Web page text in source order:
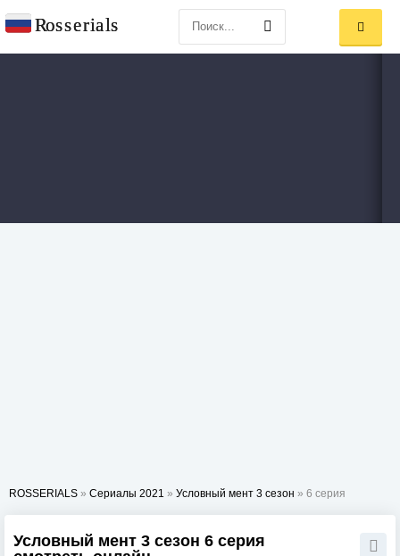
ROSSERIALS » Сериалы 2021 » Условный мент 3 сезон » 6 серия
Условный мент 3 сезон 6 серия